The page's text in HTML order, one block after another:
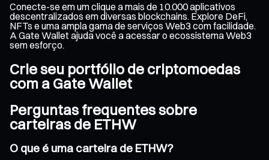
Conecte-se em um clique a mais de 10.000 aplicativos
descentralizados em diversas blockchains. Explore DeFi,
NFTs e uma ampla gama de serviços Web3 com facilidade.
A Gate Wallet ajuda você a acessar o ecossistema Web3
sem esforço.
Crie seu portfólio de criptomoedas
com a Gate Wallet
Perguntas frequentes sobre
carteiras de ETHW
O que é uma carteira de ETHW?